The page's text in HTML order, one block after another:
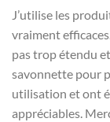
J’utilise les
vraiment
pas trop étendu
savonnette pour
utilisation et ont
appréciables.